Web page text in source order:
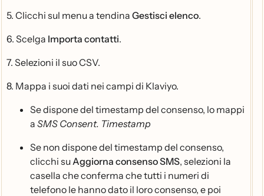
5. Clicchi sul menu a tendina Gestisci elenco.
6. Scelga Importa contatti.
7. Selezioni il suo CSV.
8. Mappa i suoi dati nei campi di Klaviyo.
Se dispone del timestamp del consenso, lo mappi
a SMS Consent. Timestamp
Se non dispone del timestamp del consenso,
clicchi suAggiorna consenso SMS, selezioni la
casella che conferma che tutti i numeri di
telefono le hanno dato il loro consenso, e poi